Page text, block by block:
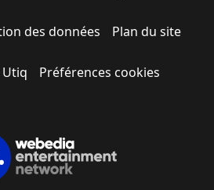
des données Plan du site
Préférences cookies